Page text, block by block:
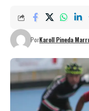
PorKaroll Pineda